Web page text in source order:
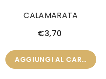
CALAMARATA
€3,70
AGGIUNGI AL CARRELLO